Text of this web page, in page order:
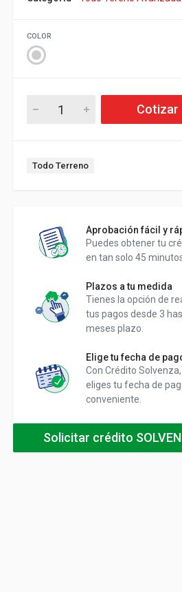
COLOR
Cotizar
Todo Terreno
Aprobación fácil y
Puedes obtener tu
en tan solo 45
Plazos a tu medida
Tienes la opción de
tus pagos desde 3
meses plazo.
Elige tu fecha de
Con Crédito
eliges tu fecha de
conveniente.
Solicitar crédito